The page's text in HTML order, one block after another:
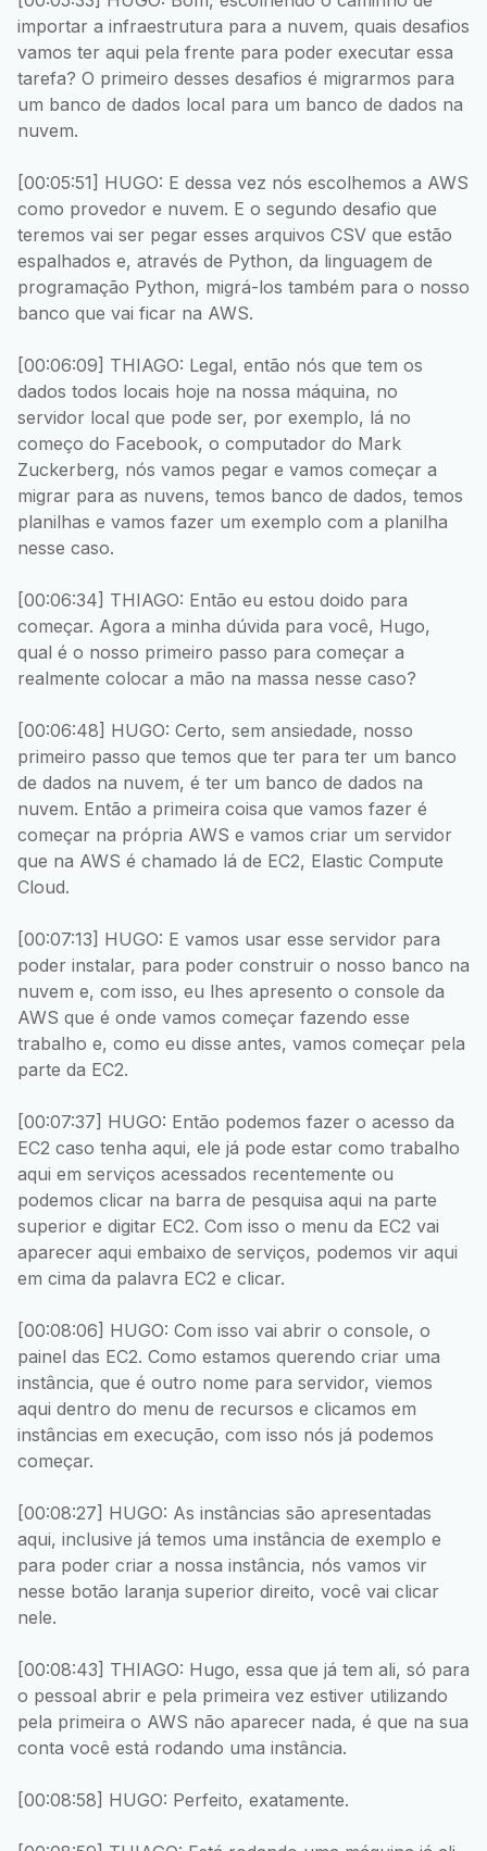
importar a infraestrutura para a nuvem, quais desafios
vamos ter aqui pela frente para poder executar essa
tarefa? O primeiro desses desafios é migrarmos para
um banco de dados local para um banco de dados na
nuvem.
[00:05:51] HUGO: E dessa vez nós escolhemos a AWS
como provedor e nuvem. E o segundo desafio que
teremos vai ser pegar esses arquivos CSV que estão
espalhados e, através de Python, da linguagem de
programação Python, migrá-los também para o nosso
banco que vai ficar na AWS.
[00:06:09] THIAGO: Legal, então nós que tem os
dados todos locais hoje na nossa máquina, no
servidor local que pode ser, por exemplo, lá no
começo do Facebook, o computador do Mark
Zuckerberg, nós vamos pegar e vamos começar a
migrar para as nuvens, temos banco de dados, temos
planilhas e vamos fazer um exemplo com a planilha
nesse caso.
[00:06:34] THIAGO: Então eu estou doido para
começar. Agora a minha dúvida para você, Hugo,
qual é o nosso primeiro passo para começar a
realmente colocar a mão na massa nesse caso?
[00:06:48] HUGO: Certo, sem ansiedade, nosso
primeiro passo que temos que ter para ter um banco
de dados na nuvem, é ter um banco de dados na
nuvem. Então a primeira coisa que vamos fazer é
começar na própria AWS e vamos criar um servidor
que na AWS é chamado lá de EC2, Elastic Compute
Cloud.
[00:07:13] HUGO: E vamos usar esse servidor para
poder instalar, para poder construir o nosso banco na
nuvem e, com isso, eu lhes apresento o console da
AWS que é onde vamos começar fazendo esse
trabalho e, como eu disse antes, vamos começar pela
parte da EC2.
[00:07:37] HUGO: Então podemos fazer o acesso da
EC2 caso tenha aqui, ele já pode estar como trabalho
aqui em serviços acessados recentemente ou
podemos clicar na barra de pesquisa aqui na parte
superior e digitar EC2. Com isso o menu da EC2 vai
aparecer aqui embaixo de serviços, podemos vir aqui
em cima da palavra EC2 e clicar.
[00:08:06] HUGO: Com isso vai abrir o console, o
painel das EC2. Como estamos querendo criar uma
instância, que é outro nome para servidor, viemos
aqui dentro do menu de recursos e clicamos em
instâncias em execução, com isso nós já podemos
começar.
[00:08:27] HUGO: As instâncias são apresentadas
aqui, inclusive já temos uma instância de exemplo e
para poder criar a nossa instância, nós vamos vir
nesse botão laranja superior direito, você vai clicar
nele.
[00:08:43] THIAGO: Hugo, essa que já tem ali, só para
o pessoal abrir e pela primeira vez estiver utilizando
pela primeira o AWS não aparecer nada, é que na sua
conta você está rodando uma instância.
[00:08:58] HUGO: Perfeito, exatamente.